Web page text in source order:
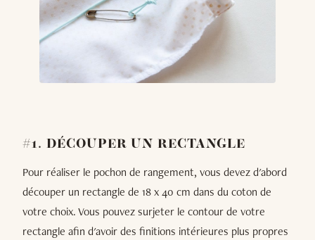
#1. DÉCOUPER UN RECTANGLE
Pour réaliser le pochon de rangement, vous devez d'abord
découper un rectangle de 18 x 40 cm dans du coton de
votre choix. Vous pouvez surjeter le contour de votre
rectangle afin d'avoir des finitions intérieures plus propres